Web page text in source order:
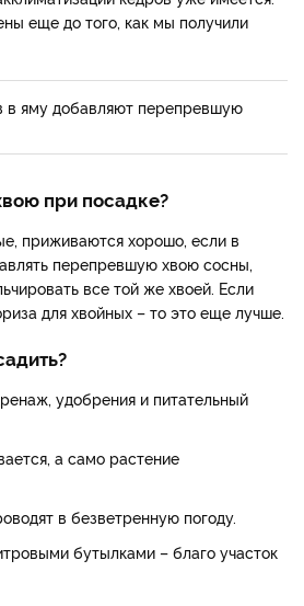
еще до того, как мы получили
в яму добавляют перепревшую
при посадке?
приживаются хорошо, если в
перепревшую хвою сосны,
все той же хвоей. Если
для хвойных – то это еще лучше.
удобрения и питательный
а само растение
в безветренную погоду.
бутылками – благо участок